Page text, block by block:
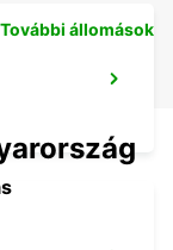
További állomások